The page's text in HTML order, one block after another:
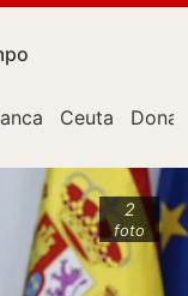
Ceuta
2
foto